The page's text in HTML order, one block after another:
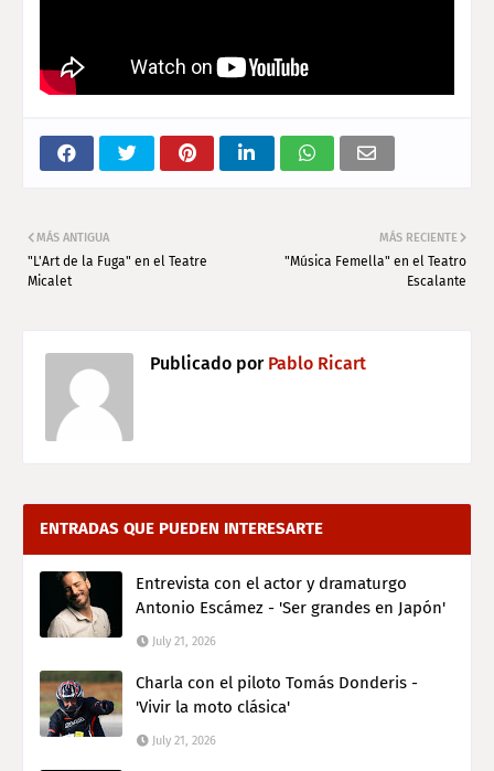
MÁS RECIENTE
"Música Femella" en el Teatro
Escalante
MÁS ANTIGUA
"L'Art de la Fuga" en el Teatre
Micalet
Publicado porPablo Ricart
ENTRADAS QUE PUEDEN INTERESARTE
Entrevista con el actor y dramaturgo
Antonio Escámez - 'Ser grandes en Japón'
July 21, 2026
Charla con el piloto Tomás Donderis -
'Vivir la moto clásica'
July 21, 2026